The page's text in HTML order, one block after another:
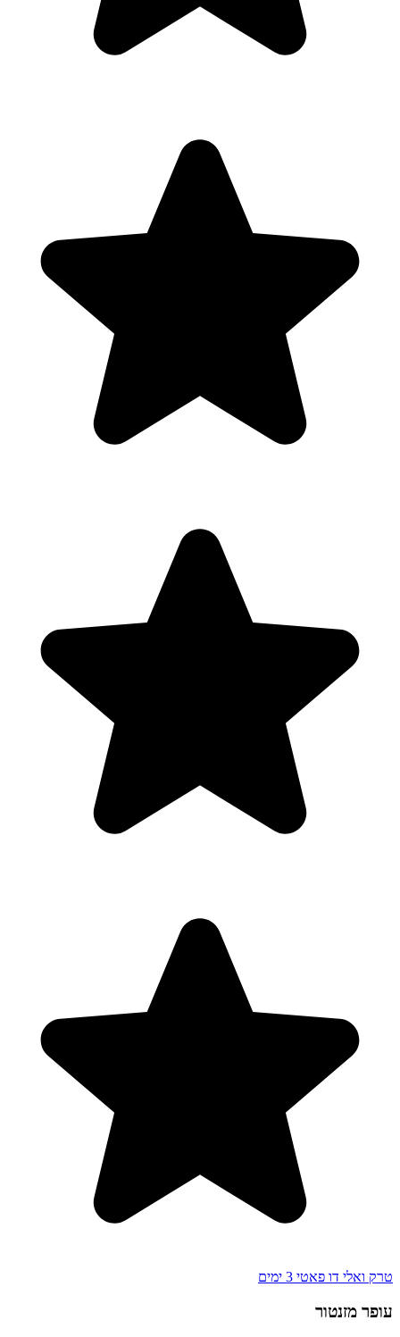
טרק ואלי דו פאטי 3 ימים
עופר מזנטור